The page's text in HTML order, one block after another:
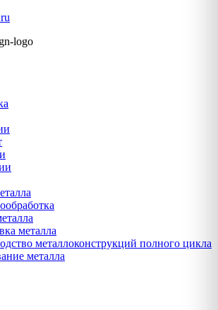
металла
металлоконструкций полного цикла
металла